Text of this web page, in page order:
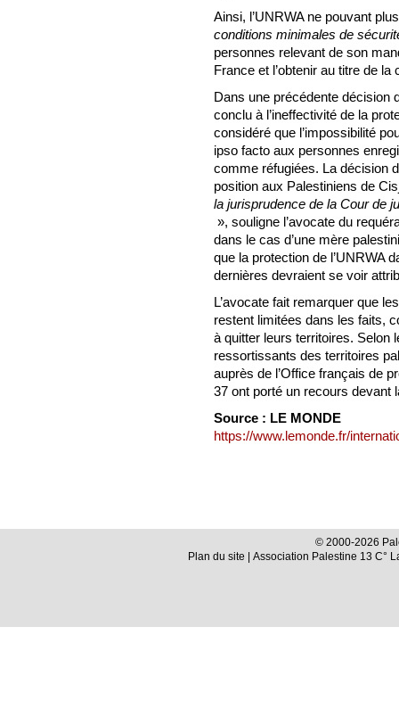
Ainsi, l’UNRWA ne pouvant
conditions minimales de
personnes relevant de son
France et l’obtenir au titre de
Dans une précédente décision
conclu à l’ineffectivité de la
considéré que l’impossibilité
ipso facto aux personnes
comme réfugiées. La décision
position aux Palestiniens de
la jurisprudence de la Cour de
», souligne l’avocate du
dans le cas d’une mère
que la protection de l’UNRWA
dernières devraient se voir
L’avocate fait remarquer que
restent limitées dans les faits,
à quitter leurs territoires. Selon
ressortissants des territoires
auprès de l’Office français de
37 ont porté un recours devant
Source : LE MONDE
https://www.lemonde.fr/
© 2000-2026
Plan du site | Association Palestine 13 C°